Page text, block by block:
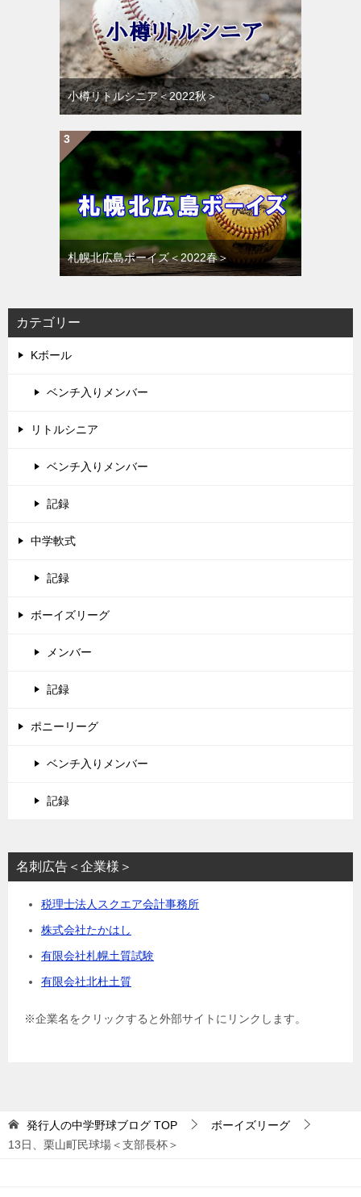
小樽リトルシニア＜2022秋＞
札幌北広島ボーイズ＜2022春＞
カテゴリー
Kボール
ベンチ入りメンバー
リトルシニア
ベンチ入りメンバー
記録
中学軟式
記録
ボーイズリーグ
メンバー
記録
ポニーリーグ
ベンチ入りメンバー
記録
名刺広告＜企業様＞
税理士法人スクエア会計事務所
株式会社たかはし
有限会社札幌土質試験
有限会社北杜土質
※企業名をクリックすると外部サイトにリンクします。
発行人の中学野球ブログ TOP
ボーイズリーグ
13日、栗山町民球場＜支部長杯＞